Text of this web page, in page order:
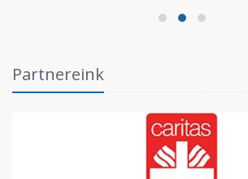
Partnereink